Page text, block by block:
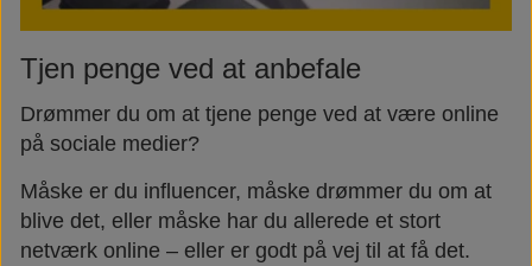
Tjen penge ved at anbefale
Drømmer du om at tjene penge ved at være online
på sociale medier?
Måske er du influencer, måske drømmer du om at
blive det, eller måske har du allerede et stort
netværk online – eller er godt på vej til at få det.